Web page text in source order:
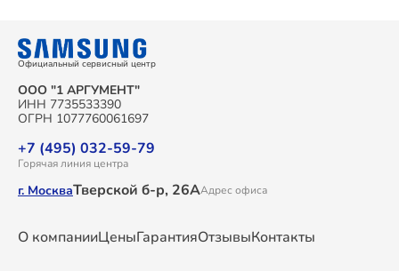
Официальный сервисный центр
ООО "1 АРГУМЕНТ"
ИНН 7735533390
ОГРН 1077760061697
+7 (495) 032-59-79
Горячая линия центра
г. МоскваТверской б-р, 26ААдрес офиса
О компанииЦеныГарантияОтзывыКонтакты